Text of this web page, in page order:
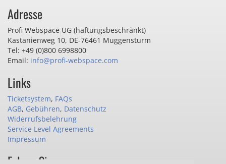
Adresse
Profi Webspace UG (haftungsbeschränkt)
Kastanienweg 10, DE-76461 Muggensturm
Tel: +49 (0)800 6998800
Email: info@profi-webspace.com
Links
Ticketsystem, FAQs
AGB, Gebühren, Datenschutz
Widerrufsbelehrung
Service Level Agreements
Impressum